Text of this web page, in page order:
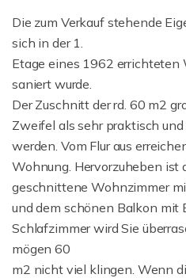
Die zum Verkauf stehende
sich in der 1.
Etage eines 1962 errichteten
saniert wurde.
Der Zuschnitt der rd. 60 m2
Zweifel als sehr praktisch
werden. Vom Flur aus
Wohnung. Hervorzuheben ist
geschnittene Wohnzimmer
und dem schönen Balkon mit
Schlafzimmer wird Sie
mögen 60
m2 nicht viel klingen. Wenn